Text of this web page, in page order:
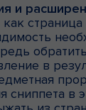
и
страница
в
сниппета в